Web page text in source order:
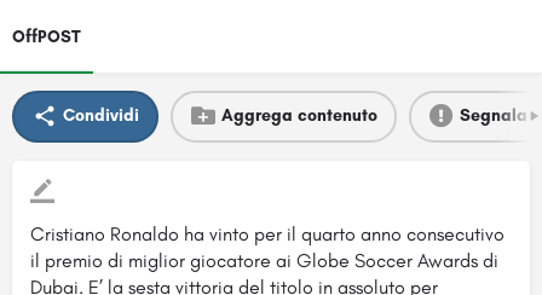
OffPOST
Condividi Aggrega contenuto Segnala
Cristiano Ronaldo ha vinto per il quarto anno consecutivo
il premio di miglior giocatore ai Globe Soccer Awards di
Dubai. E’ la sesta vittoria del titolo in assoluto per